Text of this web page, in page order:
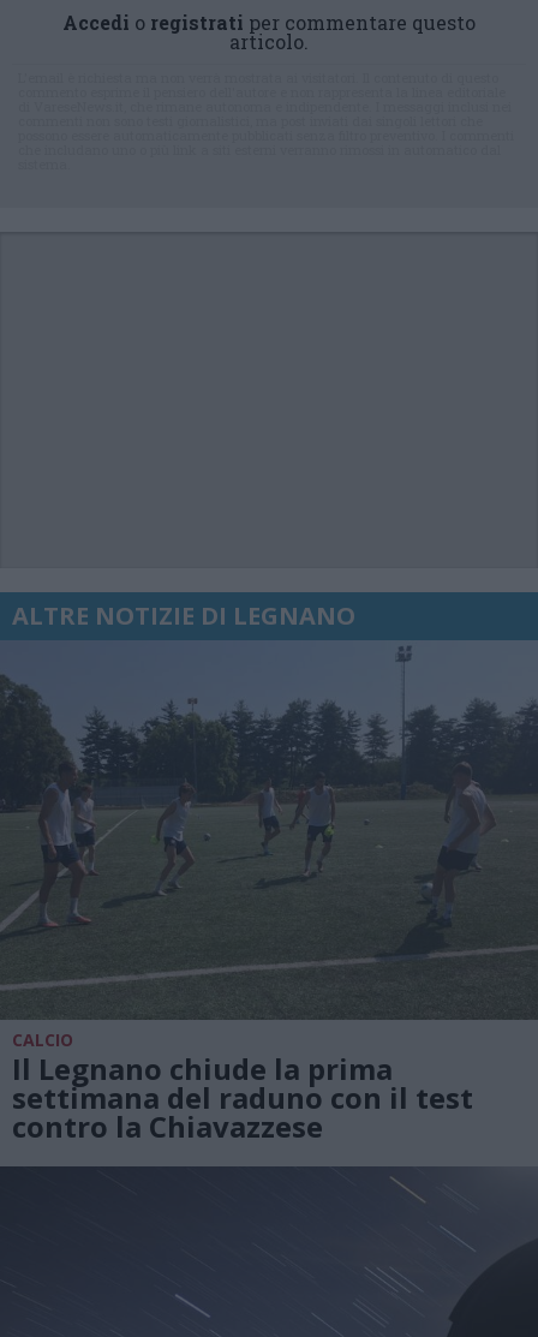
Accedi o registrati per commentare questo
articolo.
ALTRE NOTIZIE DI LEGNANO
CALCIO
Il Legnano chiude la prima
settimana del raduno con il test
contro la Chiavazzese